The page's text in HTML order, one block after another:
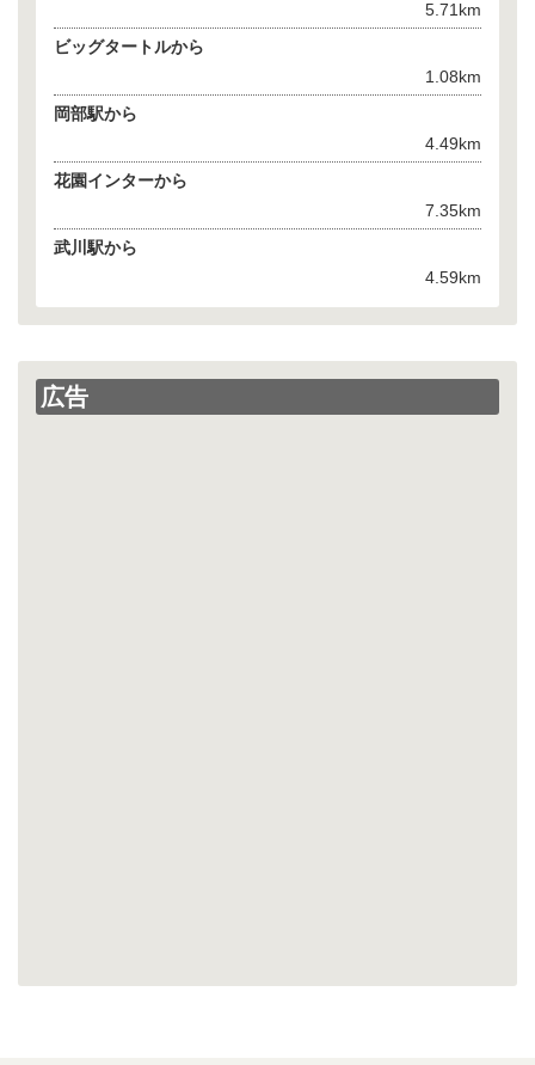
5.71km
ビッグタートルから
1.08km
岡部駅から
4.49km
花園インターから
7.35km
武川駅から
4.59km
広告